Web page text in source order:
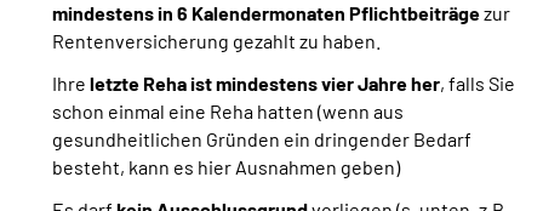
mindestens in 6 Kalendermonaten Pflichtbeiträgezur
Rentenversicherung gezahlt zu haben.
Ihre letzte Reha ist mindestens vier Jahre her, falls Sie
schon einmal eine Reha hatten (wenn aus
gesundheitlichen Gründen ein dringender Bedarf
besteht, kann es hier Ausnahmen geben)